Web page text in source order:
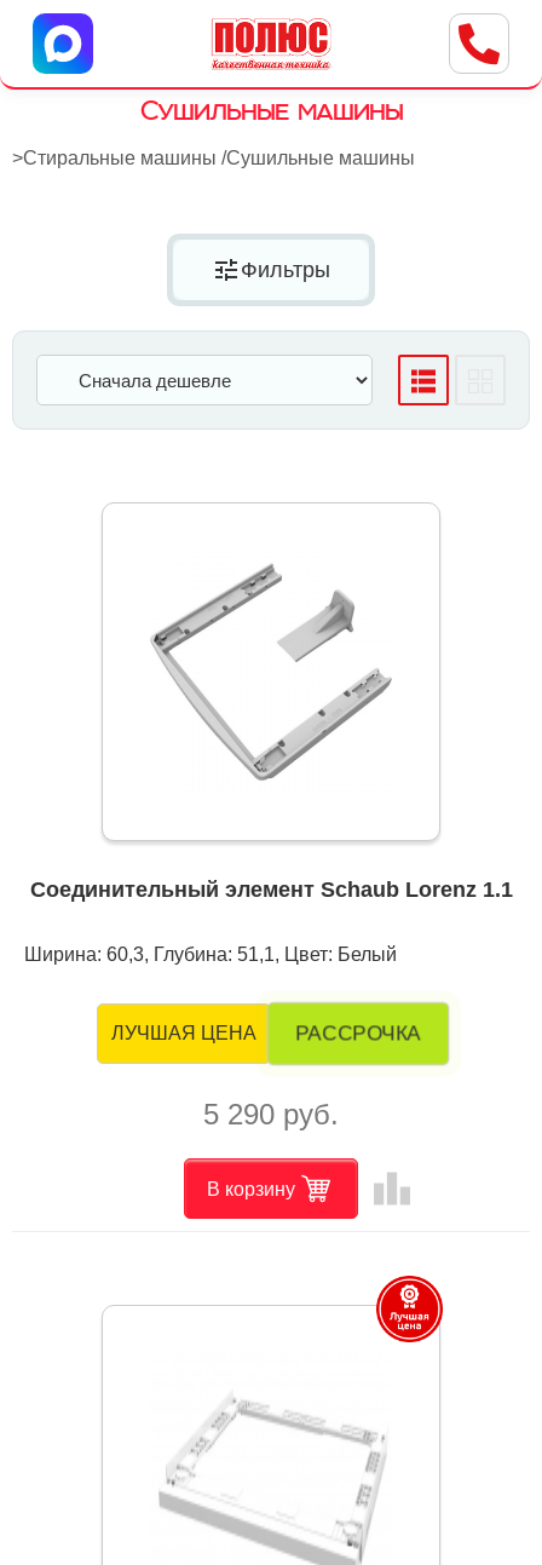
Центр бытовой техники
г. Ульяновск, ул. Пушкарева, 8a
Сушильные машины
>Стиральные машины /Сушильные машины
tune Фильтры
Соединительный элемент Schaub Lorenz 1.1
Ширина: 60,3, Глубина: 51,1, Цвет: Белый
ЛУЧШАЯ ЦЕНА РАССРОЧКА
5 290 руб.
В корзину leaderboard